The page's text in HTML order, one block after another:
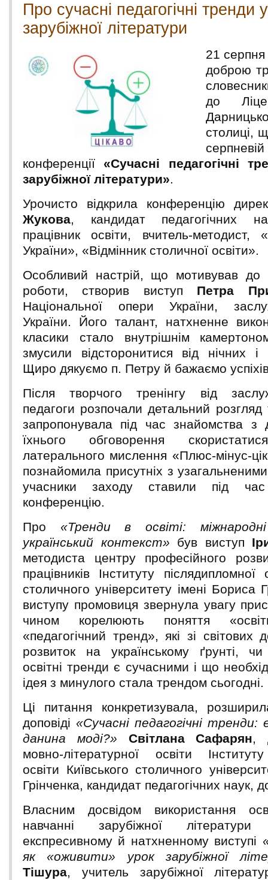
Про сучасні педагогічні тренди
зарубіжної літератури
21
доброю
до
столиці,
конференції «Сучасні педагогічні
зарубіжної літератури».
Урочисто відкрила конференцію
Жукова, кандидат педагогічних
працівник освіти, вчитель-методист,
України», «Відмінник столичної освіти».
Особливий настрій, що мотивував до
роботи, створив виступ Петра
Національної опери України,
України. Його талант, натхненне
класики стало внутрішнім
змусили відсторонитися від нічних і
Щиро дякуємо п. Петру й бажаємо
Після творчого тренінгу від
педагоги розпочали детальний
запропонувала під час знайомства з
їхнього обговорення
латерального мислення «Плюс-мінус-
познайомила присутніх з
учасники заходу ставили під
конференцію.
Про «Тренди в освіті:
український контекст» був виступ
методиста центру професійного
працівників Інституту післядипломної
столичного університету імені Бориса
виступу промовиця звернула увагу
чином корелюють поняття
«педагогічний тренд», які зі світових
розвиток на українському ґрунті, чи
освітні тренди є сучасними і що
ідея з минулого стала трендом сьогодні.
Ці питання конкретизувала,
доповіді «Сучасні педагогічні
данина моді?»
Світлана Сафарян,
мовно-літературної освіти
освіти Київського столичного
Грінченка, кандидат педагогічних наук,
Власним досвідом використання
навчанні зарубіжної
експресивному й натхненному виступі
як «оживити» урок зарубіжної
Тішура, учитель зарубіжної